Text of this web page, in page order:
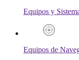
Equipos y
Equipos de